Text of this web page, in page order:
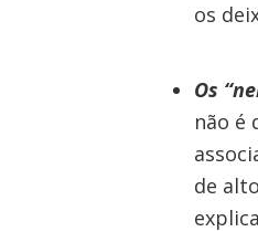
os
Os
não é
de